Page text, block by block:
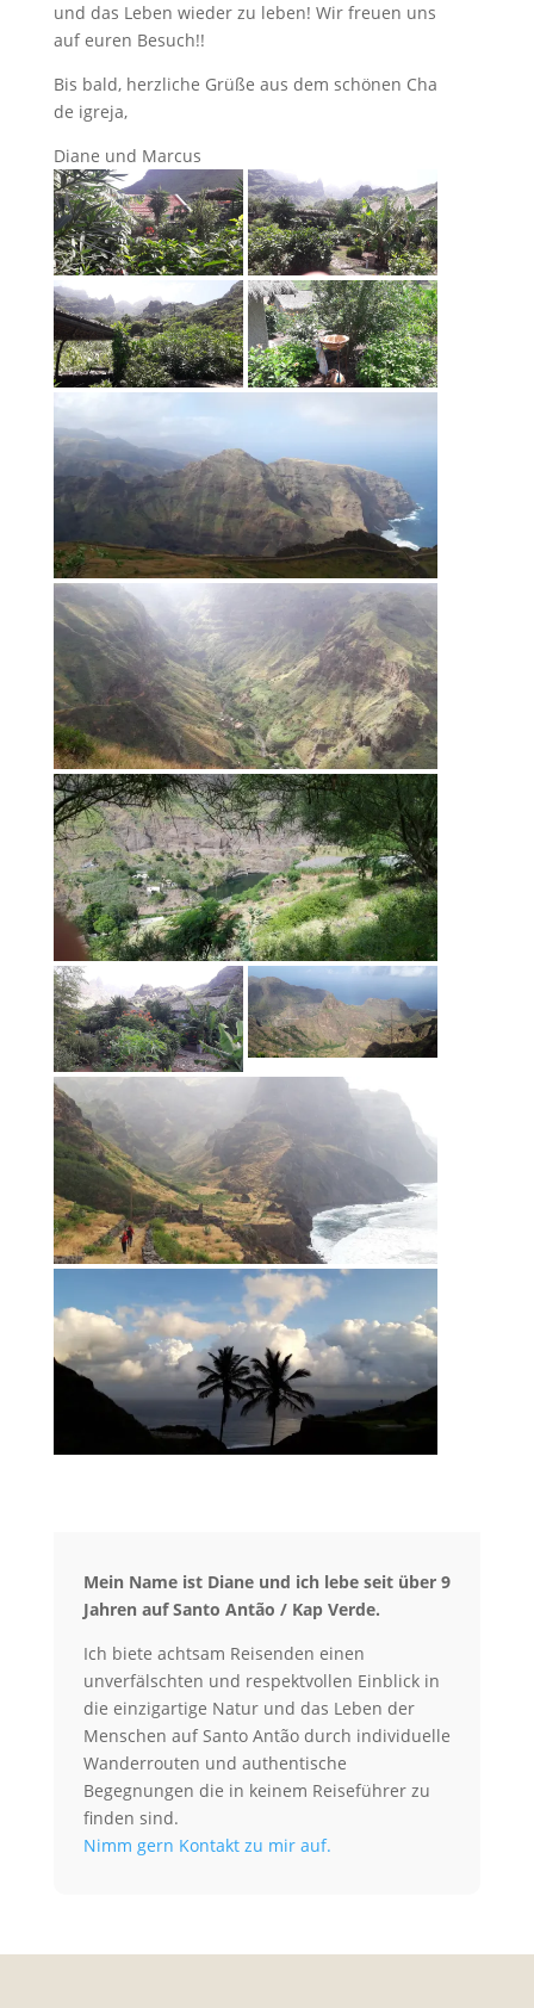
und das Leben wieder zu leben! Wir freuen uns
auf euren Besuch!!
Bis bald, herzliche Grüße aus dem schönen Cha
de igreja,
Diane und Marcus
Mein Name ist Diane und ich lebe seit über 9
Jahren auf Santo Antão / Kap Verde.
Ich biete achtsam Reisenden einen
unverfälschten und respektvollen Einblick in
die einzigartige Natur und das Leben der
Menschen auf Santo Antão durch individuelle
Wanderrouten und authentische
Begegnungen die in keinem Reiseführer zu
finden sind.
Nimm gern Kontakt zu mir auf.